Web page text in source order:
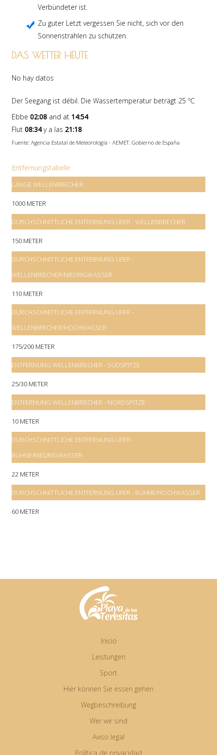
Verbündeter ist.
Zu guter Letzt vergessen Sie nicht, sich vor den
Sonnenstrahlen zu schützen.
DAS WETTER HEUTE
No hay datos
Der Seegang ist débil. Die Wassertemperatur beträgt 25 ºC
Ebbe 02:08 and at 14:54
Flut 08:34y a las 21:18
Fuente: Agencia Estatal de Meteorología - AEMET. Gobierno de España
Entfernungstabelle
LÄNGE WELLENBRECHER
1000 METER
DURCHSCHNITTLICHE ENTFERNUNG UFER - WELLENBRECHER
150 METER
DURCHSCHNITTLICHE ENTFERNUNG UFER -
WELLENBRECHER/NIEDRIGWASSER
110 METER
DURCHSCHNITTLICHE ENTFERNUNG UFER -
WELLENBRECHER/HOCHWASSER
175/200 METER
ENTFERNUNG WELLENBRECHER - SÜDSPITZE
25/30 METER
ENTFERNUNG WELLENBRECHER - NORDSPITZE
10 METER
DURCHSCHNITTLICHE ENTFERNUNG UFER -
BUHNE/NIEDRIGWASSER
22 METER
DURCHSCHNITTLICHE ENTFERNUNG UFER - BUHNE/HOCHWASSER
60 METER
Inicio
Leistungen
Sport
Hier können Sie essen gehen
Wegbeschreibung
Wer wir sind
Aviso legal
Política de privacidad